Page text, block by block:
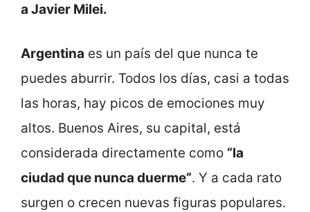
a Javier Milei.
Argentina es un país del que nunca te
puedes aburrir. Todos los días, casi a todas
las horas, hay picos de emociones muy
altos. Buenos Aires, su capital, está
considerada directamente como “la
ciudad que nunca duerme”. Y a cada rato
surgen o crecen nuevas figuras populares.